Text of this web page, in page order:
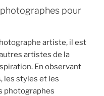
pour
artiste, il est
artistes de la
En observant
les styles et les
photographes